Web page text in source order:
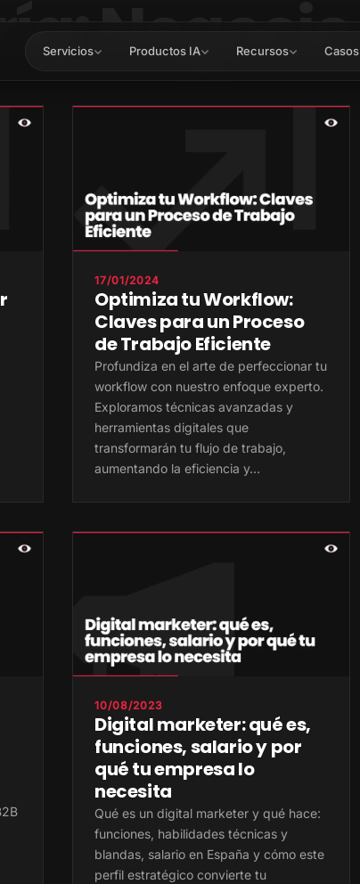
Servicios Productos IA Recursos Casos
Negocio
17/01/2024
Optimiza tu Workflow:
Claves para un Proceso
de Trabajo Eficiente
Profundiza en el arte de perfeccionar tu
workflow con nuestro enfoque experto.
Exploramos técnicas avanzadas y
herramientas digitales que
transformarán tu flujo de trabajo,
aumentando la eficiencia y…
10/08/2023
Digital marketer: qué es,
funciones, salario y por
qué tu empresa lo
necesita
Qué es un digital marketer y qué hace:
funciones, habilidades técnicas y
blandas, salario en España y cómo este
perfil estratégico convierte tu